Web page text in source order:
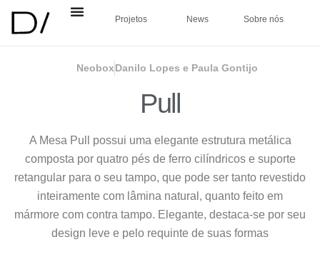
Projetos News Sobre nós
NeoboxDanilo Lopes e Paula Gontijo
Pull
A Mesa Pull possui uma elegante estrutura metálica
composta por quatro pés de ferro cilíndricos e suporte
retangular para o seu tampo, que pode ser tanto revestido
inteiramente com lâmina natural, quanto feito em
mármore com contra tampo. Elegante, destaca-se por seu
design leve e pelo requinte de suas formas